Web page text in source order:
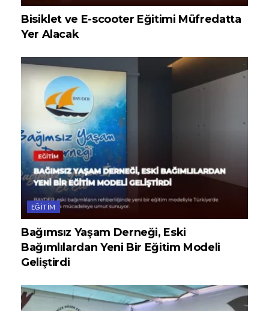
Bisiklet ve E-scooter Eğitimi Müfredatta
Yer Alacak
EĞITIM
Bağımsız Yaşam Derneği, Eski
Bağımlılardan Yeni Bir Eğitim Modeli
Geliştirdi